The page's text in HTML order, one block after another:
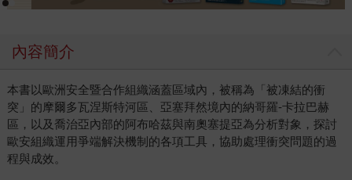
內容簡介
本書以歐洲安全暨合作組織涵蓋區域內，被稱為「被凍結的衝
突」的摩爾多瓦涅斯特河區、亞塞拜然境內的納哥羅-卡拉巴赫
區，以及喬治亞內部的阿布哈茲與南奧塞提亞為分析對象，探討
歐安組織運用爭端解決機制的各項工具，協助處理衝突問題的過
程與成效。